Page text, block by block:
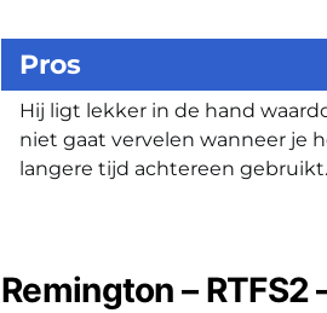
Pros
Hij ligt lekker in de hand
niet gaat vervelen wanneer je
langere tijd achtereen gebruikt.
Remington –